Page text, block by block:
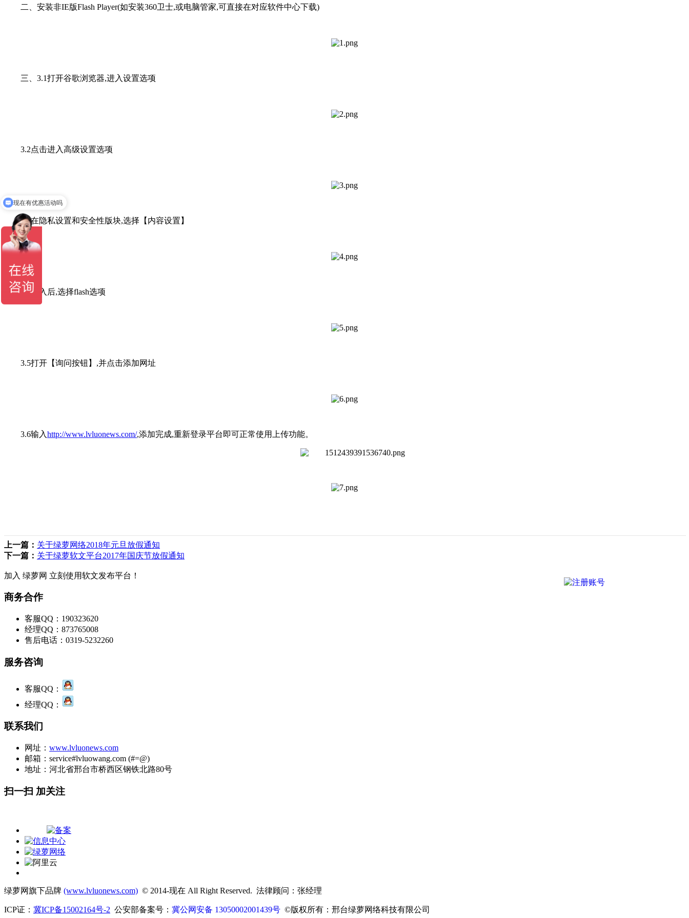
二、安装非IE版Flash Player(如安装360卫士,或电脑管家,可直接在对应软件中心下载)
三、3.1打开谷歌浏览器,进入设置选项
3.2点击进入高级设置选项
3.3在隐私设置和安全性版块,选择【内容设置】
3.4进入后,选择flash选项
3.5打开【询问按钮】,并点击添加网址
3.6输入http://www.lvluonews.com/,添加完成,重新登录平台即可正常使用上传功能。
上一篇： 关于绿萝网络2018年元旦放假通知
下一篇： 关于绿萝软文平台2017年国庆节放假通知
加入 绿萝网 立刻使用软文发布平台！
商务合作
客服QQ：190323620
经理QQ：873765008
售后电话：0319-5232260
服务咨询
客服QQ：
经理QQ：
联系我们
网址： www.lvluonews.com
邮箱：service#lvluowang.com (#=@)
地址：河北省邢台市桥西区钢铁北路80号
扫一扫 加关注
绿萝网旗下品牌 (www.lvluonews.com) © 2014-现在 All Right Reserved. 法律顾问：张经理
ICP证： 冀ICP备15002164号-2 公安部备案号： 冀公网安备 13050002001439号 ©版权所有：邢台绿萝网络科技有限公司
现在有优惠活动吗